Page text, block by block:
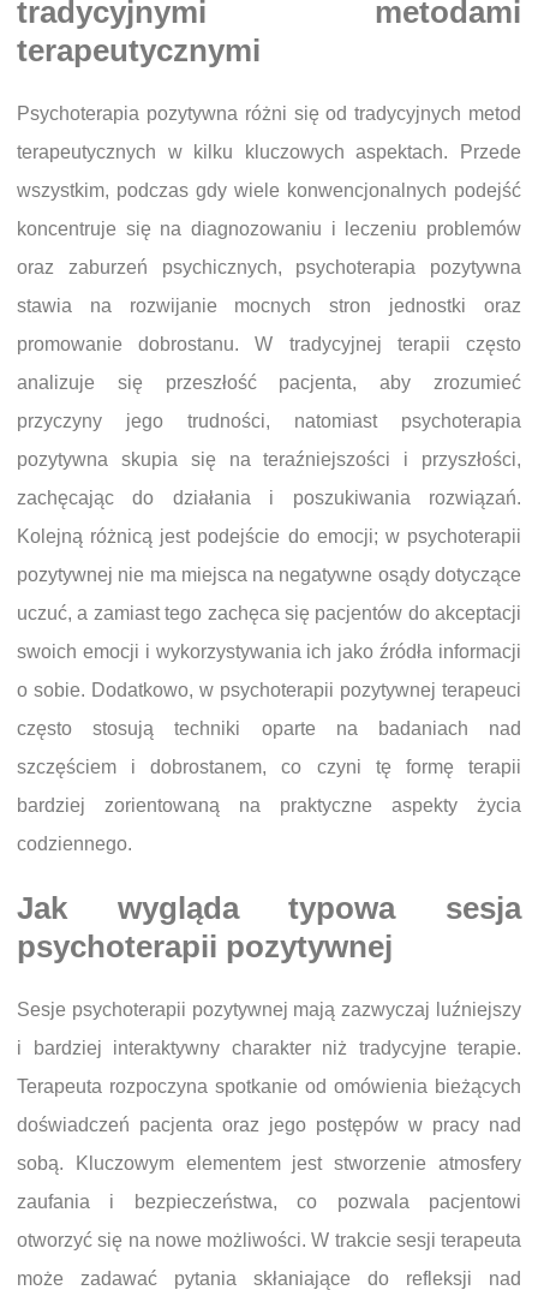
tradycyjnymi metodami
terapeutycznymi
Psychoterapia pozytywna różni się od tradycyjnych metod
terapeutycznych w kilku kluczowych aspektach. Przede
wszystkim, podczas gdy wiele konwencjonalnych podejść
koncentruje się na diagnozowaniu i leczeniu problemów
oraz zaburzeń psychicznych, psychoterapia pozytywna
stawia na rozwijanie mocnych stron jednostki oraz
promowanie dobrostanu. W tradycyjnej terapii często
analizuje się przeszłość pacjenta, aby zrozumieć
przyczyny jego trudności, natomiast psychoterapia
pozytywna skupia się na teraźniejszości i przyszłości,
zachęcając do działania i poszukiwania rozwiązań.
Kolejną różnicą jest podejście do emocji; w psychoterapii
pozytywnej nie ma miejsca na negatywne osądy dotyczące
uczuć, a zamiast tego zachęca się pacjentów do akceptacji
swoich emocji i wykorzystywania ich jako źródła informacji
o sobie. Dodatkowo, w psychoterapii pozytywnej terapeuci
często stosują techniki oparte na badaniach nad
szczęściem i dobrostanem, co czyni tę formę terapii
bardziej zorientowaną na praktyczne aspekty życia
codziennego.
Jak wygląda typowa sesja
psychoterapii pozytywnej
Sesje psychoterapii pozytywnej mają zazwyczaj luźniejszy
i bardziej interaktywny charakter niż tradycyjne terapie.
Terapeuta rozpoczyna spotkanie od omówienia bieżących
doświadczeń pacjenta oraz jego postępów w pracy nad
sobą. Kluczowym elementem jest stworzenie atmosfery
zaufania i bezpieczeństwa, co pozwala pacjentowi
otworzyć się na nowe możliwości. W trakcie sesji terapeuta
może zadawać pytania skłaniające do refleksji nad